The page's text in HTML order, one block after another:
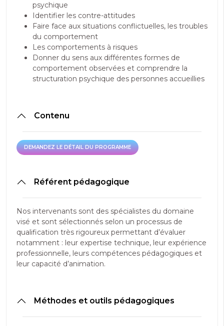
psychique
Identifier les contre-attitudes
Faire face aux situations conflictuelles, les troubles
du comportement
Les comportements à risques
Donner du sens aux différentes formes de
comportement observées et comprendre la
structuration psychique des personnes accueillies
Contenu
DEMANDEZ LE DÉTAIL DU PROGRAMME
DEMANDEZ LE DÉTAIL DU PROGRAMME
Référent pédagogique
Nos intervenants sont des spécialistes du domaine
visé et sont sélectionnés selon un processus de
qualification très rigoureux permettant d’évaluer
notamment : leur expertise technique, leur expérience
professionnelle, leurs compétences pédagogiques et
leur capacité d’animation.
Méthodes et outils pédagogiques